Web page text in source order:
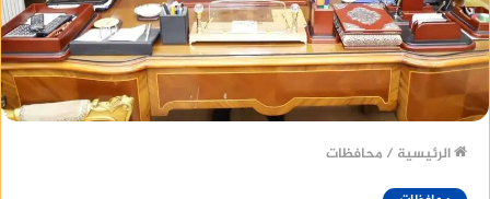
الرئيسية / محافظات